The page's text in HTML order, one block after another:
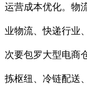
运营成本优化。物
业物流、快递行业
次要包罗大型电商
拣枢纽、冷链配送